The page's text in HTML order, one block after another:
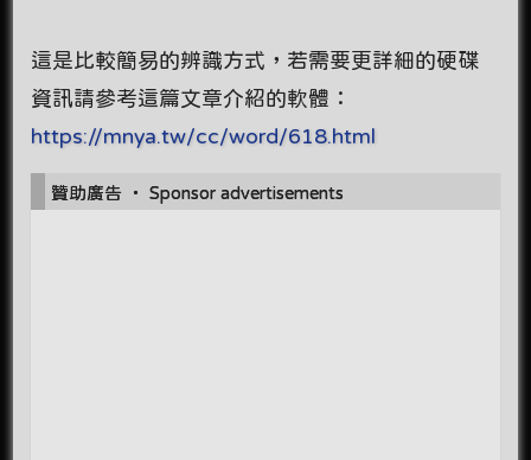
這是比較簡易的辨識方式，若需要更詳細的硬碟
資訊請參考這篇文章介紹的軟體：
https://mnya.tw/cc/word/618.html
贊助廣告 ‧ Sponsor advertisements